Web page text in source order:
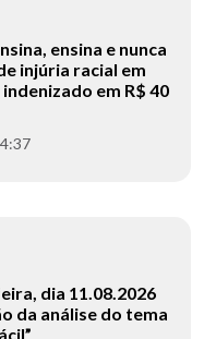
ensina e nunca
injúria racial em
em R$ 40
dia 11.08.2026
da análise do tema